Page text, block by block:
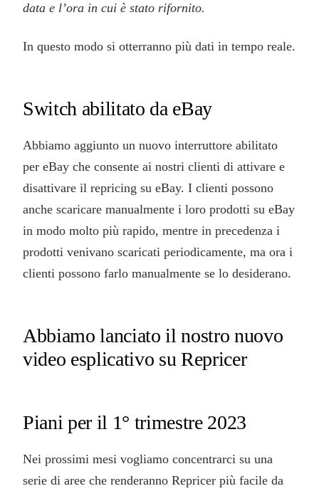
data e l’ora in cui è stato rifornito.
In questo modo si otterranno più dati in tempo reale.
Switch abilitato da eBay
Abbiamo aggiunto un nuovo interruttore abilitato
per eBay che consente ai nostri clienti di attivare e
disattivare il repricing su eBay. I clienti possono
anche scaricare manualmente i loro prodotti su eBay
in modo molto più rapido, mentre in precedenza i
prodotti venivano scaricati periodicamente, ma ora i
clienti possono farlo manualmente se lo desiderano.
Abbiamo lanciato il nostro nuovo
video esplicativo su Repricer
Piani per il 1° trimestre 2023
Nei prossimi mesi vogliamo concentrarci su una
serie di aree che renderanno Repricer più facile da